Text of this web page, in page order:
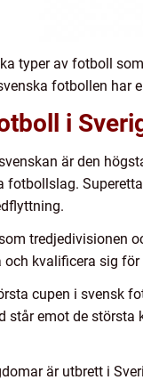
typer av fotboll
fotbollen har
i
är den
tredjedivisionen
kvalificera sig för
cupen i svensk
emot de största
är utbrett i